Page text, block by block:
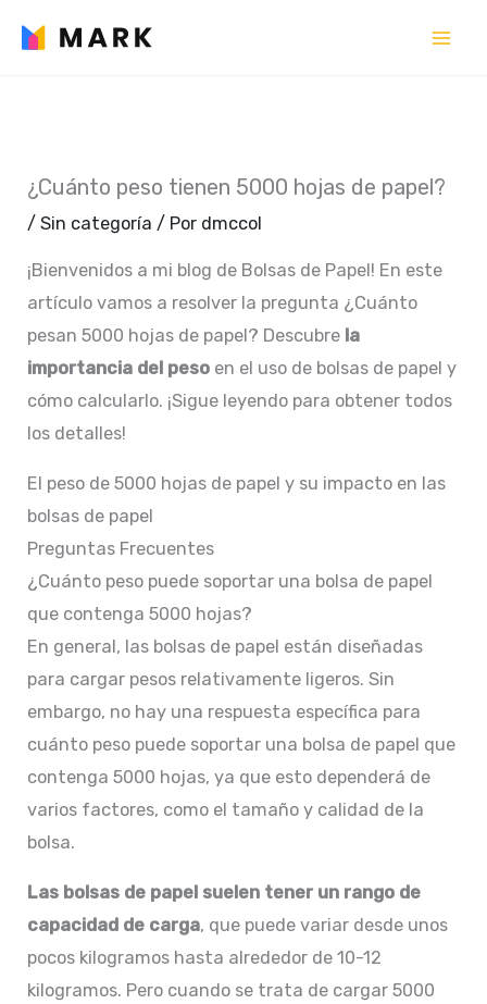
¿Cuánto peso tienen 5000 hojas de papel?
/Sin categoría / Por dmccol
¡Bienvenidos a mi blog de Bolsas de Papel! En este
artículo vamos a resolver la pregunta ¿Cuánto
pesan 5000 hojas de papel? Descubre la
importancia del peso en el uso de bolsas de papel y
cómo calcularlo. ¡Sigue leyendo para obtener todos
los detalles!
El peso de 5000 hojas de papel y su impacto en las
bolsas de papel
Preguntas Frecuentes
¿Cuánto peso puede soportar una bolsa de papel
que contenga 5000 hojas?
En general, las bolsas de papel están diseñadas
para cargar pesos relativamente ligeros. Sin
embargo, no hay una respuesta específica para
cuánto peso puede soportar una bolsa de papel que
contenga 5000 hojas, ya que esto dependerá de
varios factores, como el tamaño y calidad de la
bolsa.
Las bolsas de papel suelen tener un rango de
capacidad de carga, que puede variar desde unos
pocos kilogramos hasta alrededor de 10-12
kilogramos. Pero cuando se trata de cargar 5000